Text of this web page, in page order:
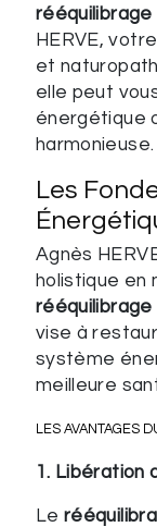
HERVE,
et
elle peut
énergétique
harmonieuse.
Les
Agnès
holistique
vise à
système
meilleure
LES AVANTAGES
1. Libération
Le